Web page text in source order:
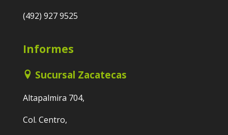
(492) 927 9525
Informes
Sucursal Zacatecas
Altapalmira 704,
Col. Centro,